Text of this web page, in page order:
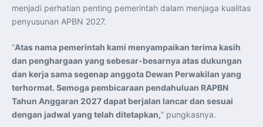
menjadi perhatian penting pemerintah dalam menjaga kualitas
penyusunan APBN 2027.
“Atas nama pemerintah kami menyampaikan terima kasih
dan penghargaan yang sebesar-besarnya atas dukungan
dan kerja sama segenap anggota Dewan Perwakilan yang
terhormat. Semoga pembicaraan pendahuluan RAPBN
Tahun Anggaran 2027 dapat berjalan lancar dan sesuai
dengan jadwal yang telah ditetapkan,” pungkasnya.